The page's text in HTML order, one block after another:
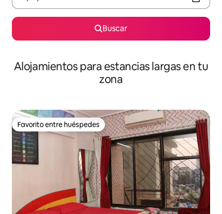
Buscar
Alojamientos para estancias largas en tu
zona
Favorito entre huéspedes
Favorito entre huéspedes